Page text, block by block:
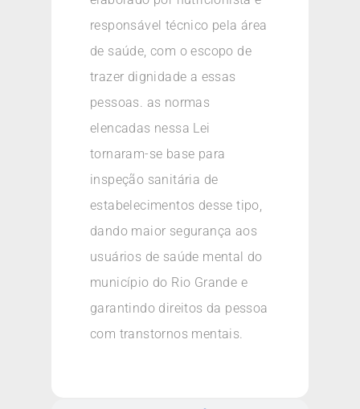
responsável técnico pela área
de saúde, com o escopo de
trazer dignidade a essas
pessoas. as normas
elencadas nessa Lei
tornaram-se base para
inspeção sanitária de
estabelecimentos desse tipo,
dando maior segurança aos
usuários de saúde mental do
município do Rio Grande e
garantindo direitos da pessoa
com transtornos mentais.